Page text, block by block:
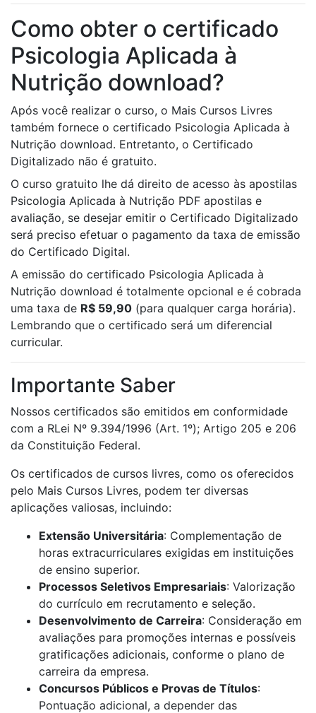
Como obter o certificado
Psicologia Aplicada à
Nutrição download?
Após você realizar o curso, o Mais Cursos Livres
também fornece o certificado Psicologia Aplicada à
Nutrição download. Entretanto, o Certificado
Digitalizado não é gratuito.
O curso gratuito lhe dá direito de acesso às apostilas
Psicologia Aplicada à Nutrição PDF apostilas e
avaliação, se desejar emitir o Certificado Digitalizado
será preciso efetuar o pagamento da taxa de emissão
do Certificado Digital.
A emissão do certificado Psicologia Aplicada à
Nutrição download é totalmente opcional e é cobrada
uma taxa de R$ 59,90 (para qualquer carga horária).
Lembrando que o certificado será um diferencial
curricular.
Importante Saber
Nossos certificados são emitidos em conformidade
com a RLei Nº 9.394/1996 (Art. 1º); Artigo 205 e 206
da Constituição Federal.
Os certificados de cursos livres, como os oferecidos
pelo Mais Cursos Livres, podem ter diversas
aplicações valiosas, incluindo:
Extensão Universitária: Complementação de
horas extracurriculares exigidas em instituições
de ensino superior.
Processos Seletivos Empresariais: Valorização
do currículo em recrutamento e seleção.
Desenvolvimento de Carreira: Consideração em
avaliações para promoções internas e possíveis
gratificações adicionais, conforme o plano de
carreira da empresa.
Concursos Públicos e Provas de Títulos:
Pontuação adicional, a depender das